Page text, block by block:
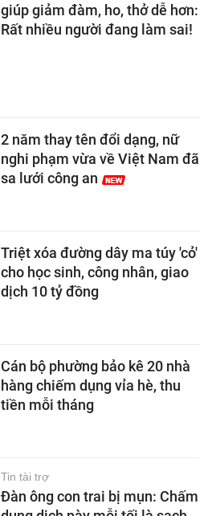
giúp giảm đàm, ho, thở dễ hơn:
Rất nhiều người đang làm sai!
2 năm thay tên đổi dạng, nữ
nghi phạm vừa về Việt Nam đã
sa lưới công an
Triệt xóa đường dây ma túy 'cỏ'
cho học sinh, công nhân, giao
dịch 10 tỷ đồng
Cán bộ phường bảo kê 20 nhà
hàng chiếm dụng vỉa hè, thu
tiền mỗi tháng
Tin tài trợ
Đàn ông con trai bị mụn: Chấm